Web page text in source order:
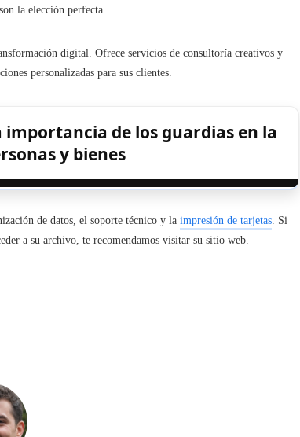
la elección perfecta.
digital. Ofrece servicios de consultoría creativos y
personalizadas para sus clientes.
importancia de los guardias en la
y bienes
de datos, el soporte técnico y la impresión de tarjetas . Si
a su archivo, te recomendamos visitar su sitio web.